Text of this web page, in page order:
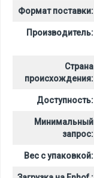
Формат поставки:
Производитель:
Страна
происхождения:
Доступность:
Минимальный
запрос:
Вес с упаковкой: